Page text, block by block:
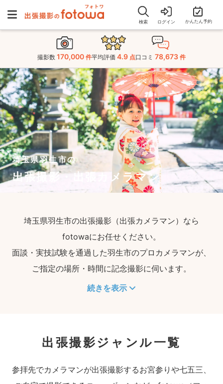
検索 ログイン かんたん予約
撮影数 170,000 件平均評価 4.9 点口コミ 78,673 件
埼玉県羽生市の
出張撮影・出張カメラマン
埼玉県羽生市の出張撮影（出張カメラマン）なら
fotowaにお任せください。
面談・実技試験を通過した羽生市のプロカメラマンが、
ご指定の場所・時間に記念撮影に伺います。
続きを表示
出張撮影ジャンル一覧
参拝先でカメラマンが出張撮影するお宮参りや七五三、